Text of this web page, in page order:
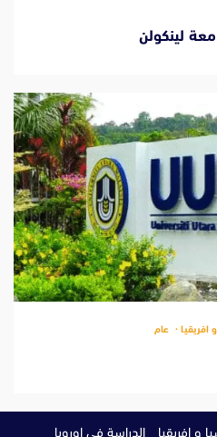
لينكولن
افريقيا عام
و افريقيا الدراسة في اوروبا